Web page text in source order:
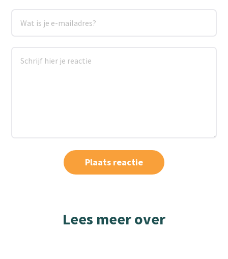
Lees meer over